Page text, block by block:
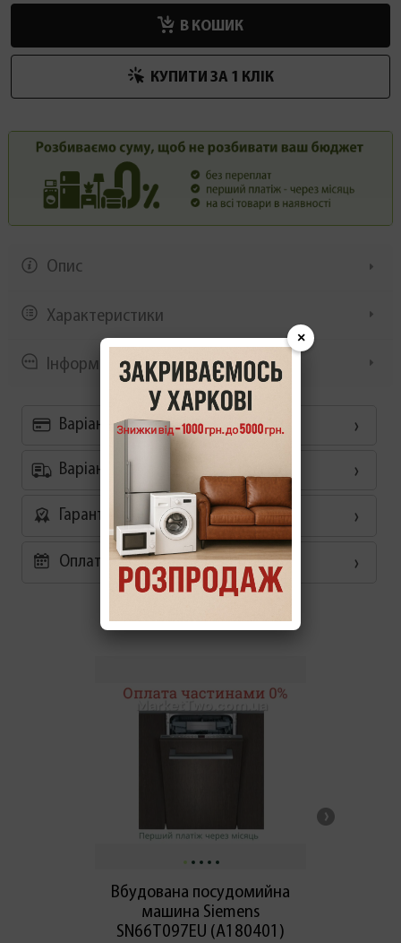
В КОШИК
КУПИТИ ЗА 1 КЛIК
Опис
Характеристики
Інформація/демонстрація
Варіанти оплати
Варіанти доставки
Гарантія
Оплата частинами 0%
Схожі товари
Вбудована посудомийна
машина Siemens
SN66T097EU (А180401)
×